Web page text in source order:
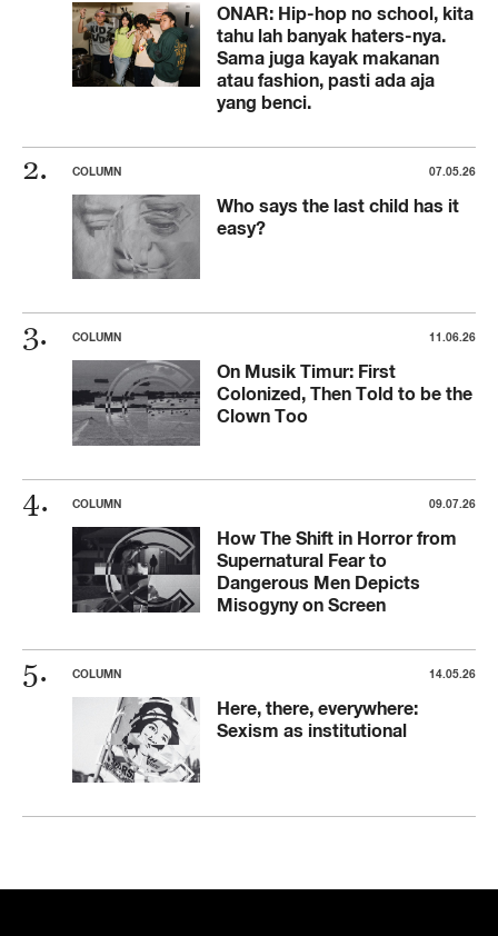
ONAR: Hip-hop no school, kita
tahu lah banyak haters-nya.
Sama juga kayak makanan
atau fashion, pasti ada aja
yang benci.
COLUMN 07.05.26
Who says the last child has it
easy?
COLUMN 11.06.26
On Musik Timur: First
Colonized, Then Told to be the
Clown Too
COLUMN 09.07.26
How The Shift in Horror from
Supernatural Fear to
Dangerous Men Depicts
Misogyny on Screen
COLUMN 14.05.26
Here, there, everywhere:
Sexism as institutional